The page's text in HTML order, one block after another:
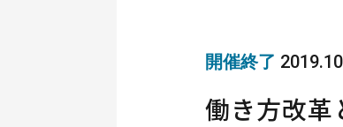
開催終了
働き方改革